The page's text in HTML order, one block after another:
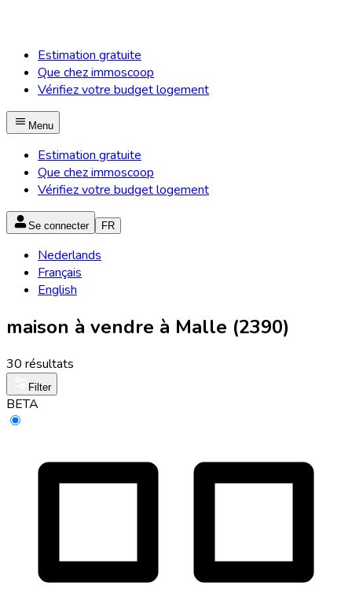
Estimation gratuite
Que chez immoscoop
Vérifiez votre budget logement
Menu
Estimation gratuite
Que chez immoscoop
Vérifiez votre budget logement
Se connecter FR
Nederlands
Français
English
maison à vendre à Malle (2390)
30 résultats
Filter
BETA